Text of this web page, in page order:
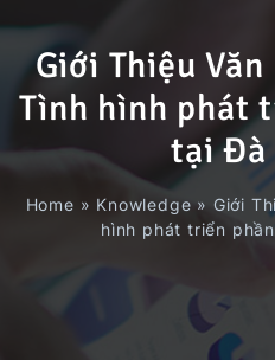
Giới Thiệu Văn
Tình hình phát
tại Đà
Home » Knowledge » Giới
hình phát triển